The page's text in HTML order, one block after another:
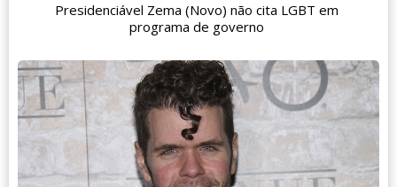
Presidenciável Zema (Novo) não cita LGBT em
programa de governo